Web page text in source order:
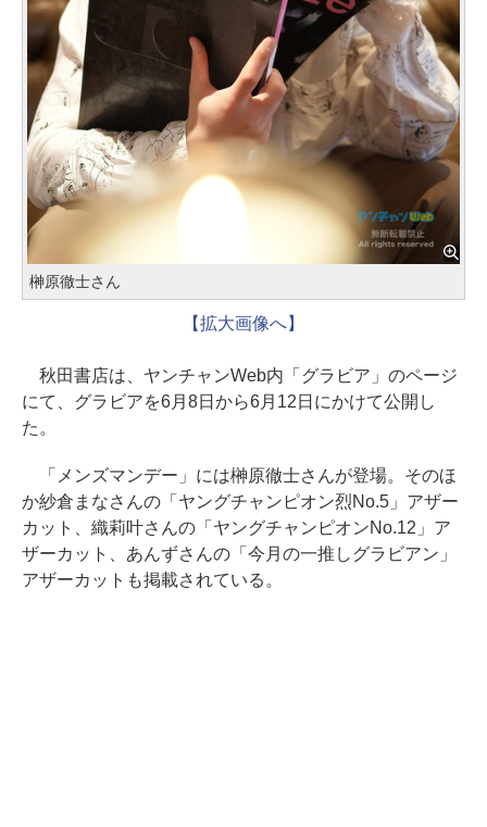
榊原徹士さん
【拡大画像へ】
秋田書店は、ヤンチャンWeb内「グラビア」のページ
にて、グラビアを6月8日から6月12日にかけて公開し
た。
「メンズマンデー」には榊原徹士さんが登場。そのほ
か紗倉まなさんの「ヤングチャンピオン烈No.5」アザー
カット、織莉叶さんの「ヤングチャンピオンNo.12」ア
ザーカット、あんずさんの「今月の一推しグラビアン」
アザーカットも掲載されている。